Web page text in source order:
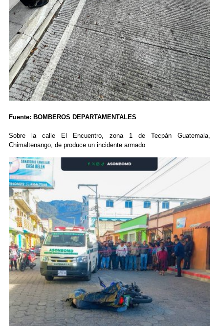
Fuente: BOMBEROS DEPARTAMENTALES
Sobre la calle El Encuentro, zona 1 de Tecpán Guatemala,
Chimaltenango, de produce un incidente armado